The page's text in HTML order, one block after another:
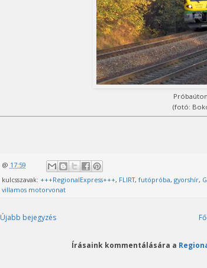
Próbaúton
(fotó:
@ 17:59
kulcsszavak: +++RegionalExpress+++, FLIRT, futópróba, gyorshír,
villamos motorvonat
Újabb bejegyzés
Írásaink kommentálására a